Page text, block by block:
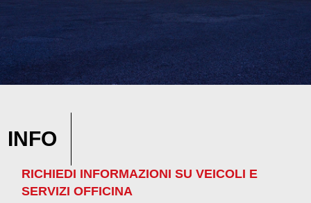
INFO
RICHIEDI INFORMAZIONI SU VEICOLI E
SERVIZI OFFICINA